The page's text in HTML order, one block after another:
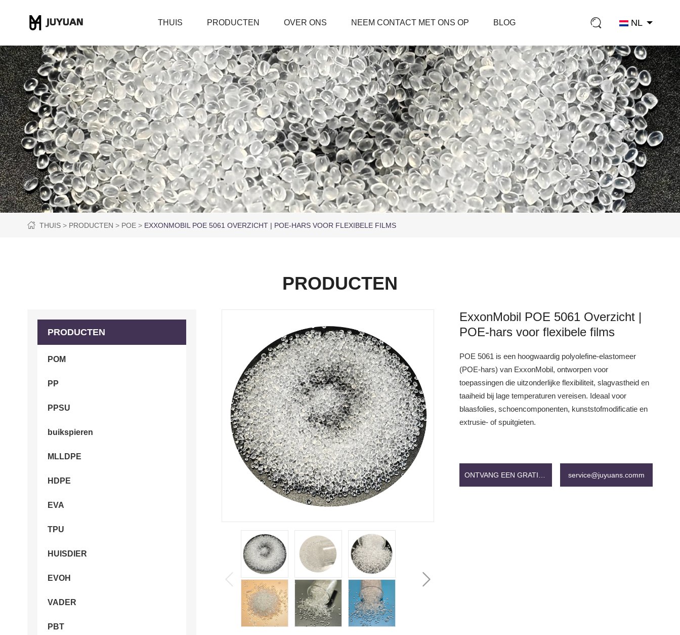
THUIS PRODUCTEN OVER ONS NEEM CONTACT MET ONS OP BLOG NL
THUIS PRODUCTEN POE EXXONMOBIL POE 5061 OVERZICHT | POE-HARS VOOR FLEXIBELE FILMS
PRODUCTEN
PRODUCTEN
POM
PP
PPSU
buikspieren
MLLDPE
HDPE
EVA
TPU
HUISDIER
EVOH
VADER
PBT
ExxonMobil POE 5061 Overzicht |
POE-hars voor flexibele films
POE 5061 is een hoogwaardig polyolefine-elastomeer
(POE-hars) van ExxonMobil, ontworpen voor
toepassingen die uitzonderlijke flexibiliteit, slagvastheid en
taaiheid bij lage temperaturen vereisen. Ideaal voor
blaasfolies, schoencomponenten, kunststofmodificatie en
extrusie- of spuitgieten.
service@juyuans.comm